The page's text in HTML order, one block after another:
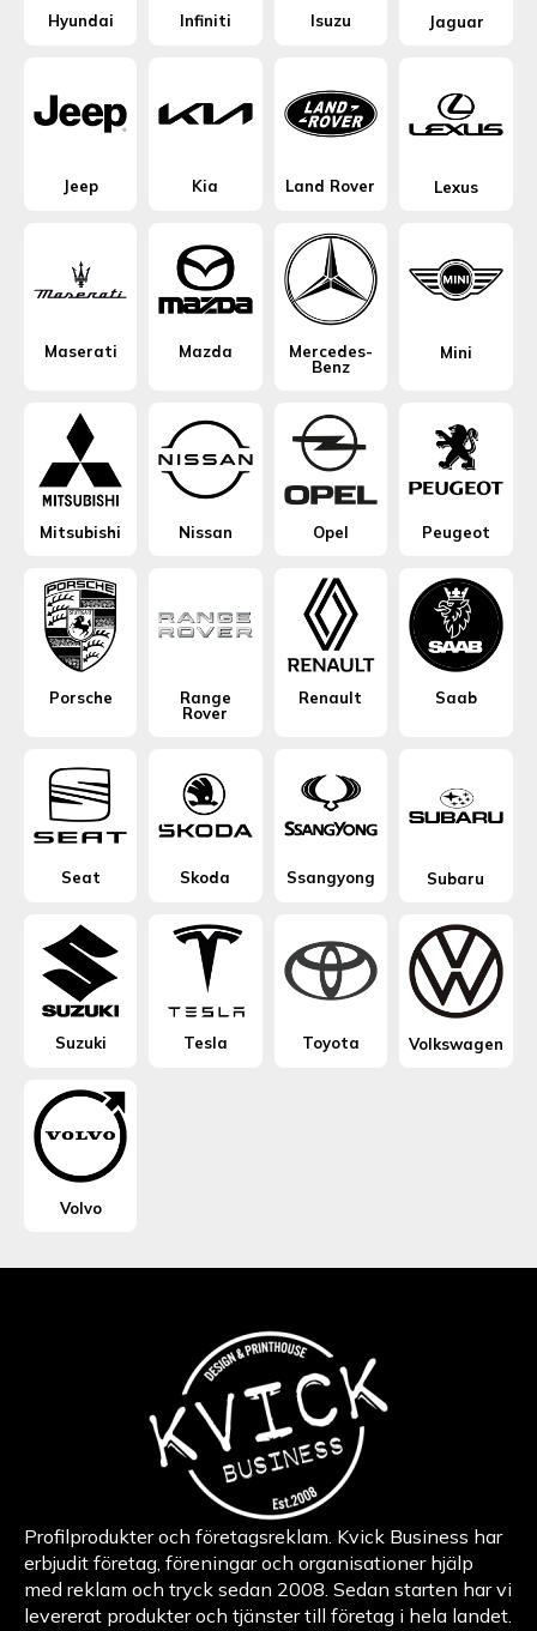
Hyundai Infiniti Isuzu Jaguar
Jeep Kia Land Rover Lexus
Maserati Mazda
Mercedes-
Benz
Mini
Mitsubishi Nissan Opel Peugeot
Porsche
Range
Rover
Renault Saab
Seat Skoda Ssangyong Subaru
Suzuki Tesla Toyota Volkswagen
Volvo
Profilprodukter och företagsreklam. Kvick Business har
erbjudit företag, föreningar och organisationer hjälp
med reklam och tryck sedan 2008. Sedan starten har vi
levererat produkter och tjänster till företag i hela landet.